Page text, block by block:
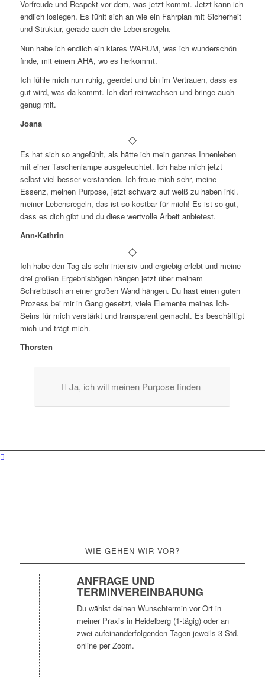
Vorfreude und Respekt vor dem, was jetzt kommt. Jetzt kann ich
endlich loslegen. Es fühlt sich an wie ein Fahrplan mit Sicherheit
und Struktur, gerade auch die Lebensregeln.
Nun habe ich endlich ein klares WARUM, was ich wunderschön
finde, mit einem AHA, wo es herkommt.
Ich fühle mich nun ruhig, geerdet und bin im Vertrauen, dass es
gut wird, was da kommt. Ich darf reinwachsen und bringe auch
genug mit.
Joana
Es hat sich so angefühlt, als hätte ich mein ganzes Innenleben
mit einer Taschenlampe ausgeleuchtet. Ich habe mich jetzt
selbst viel besser verstanden. Ich freue mich sehr, meine
Essenz, meinen Purpose, jetzt schwarz auf weiß zu haben inkl.
meiner Lebensregeln, das ist so kostbar für mich! Es ist so gut,
dass es dich gibt und du diese wertvolle Arbeit anbietest.
Ann-Kathrin
Ich habe den Tag als sehr intensiv und ergiebig erlebt und meine
drei großen Ergebnisbögen hängen jetzt über meinem
Schreibtisch an einer großen Wand hängen. Du hast einen guten
Prozess bei mir in Gang gesetzt, viele Elemente meines Ich-
Seins für mich verstärkt und transparent gemacht. Es beschäftigt
mich und trägt mich.
Thorsten
Ja, ich will meinen Purpose finden
WIE GEHEN WIR VOR?
ANFRAGE UND
TERMINVEREINBARUNG
Du wählst deinen Wunschtermin vor Ort in
meiner Praxis in Heidelberg (1-tägig) oder an
zwei aufeinanderfolgenden Tagen jeweils 3 Std.
online per Zoom.